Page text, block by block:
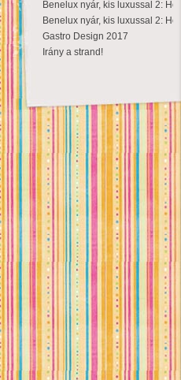
Benelux nyár, kis luxussal 2:
Benelux nyár, kis luxussal 2:
Gastro Design 2017
Irány a strand!